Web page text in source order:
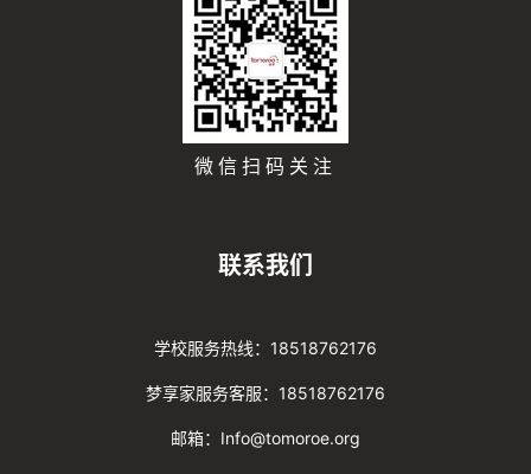
微信扫码关注
联系我们
学校服务热线：18518762176
梦享家服务客服：18518762176
邮箱：Info@tomoroe.org